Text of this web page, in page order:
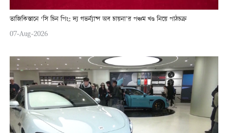
তাজিকিস্তানে ‘সি চিন পিং: দ্য গভর্ন্যান্স অব চায়না’র পঞ্চম খণ্ড নিয়ে পাঠচক্র
07-Aug-2026